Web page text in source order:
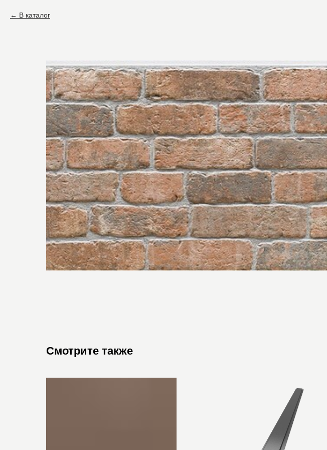
В каталог
Смотрите также